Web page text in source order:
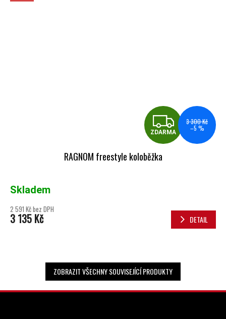
ZDARMA
3 300 Kč
–5 %
RAGNOM freestyle koloběžka
Skladem
2 591 Kč bez DPH
3 135 Kč DETAIL
ZOBRAZIT VŠECHNY SOUVISEJÍCÍ PRODUKTY
ZÁPATÍ